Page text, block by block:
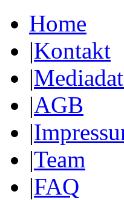
Home
|Kontakt
|
|AGB
|
|Team
|FAQ